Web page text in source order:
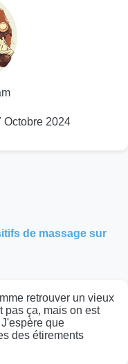
Octobre 2024
de massage sur
retrouver un vieux
pas ça, mais on est
que
des étirements